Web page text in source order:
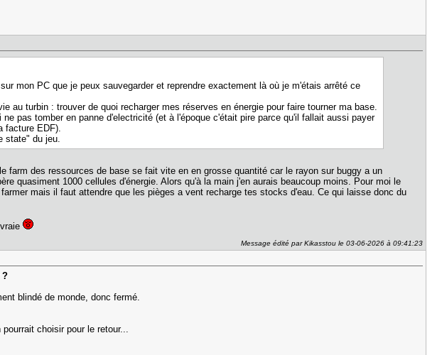
mon PC que je peux sauvegarder et reprendre exactement là où je m'étais arrêté ce
au turbin : trouver de quoi recharger mes réserves en énergie pour faire tourner ma base.
pas tomber en panne d'electricité (et à l'époque c'était pire parce qu'il fallait aussi payer
facture EDF).
state" du jeu.
des ressources de base se fait vite en en grosse quantité car le rayon sur buggy a un
quasiment 1000 cellules d'énergie. Alors qu'à la main j'en aurais beaucoup moins. Pour moi le
mais il faut attendre que les pièges a vent recharge tes stocks d'eau. Ce qui laisse donc du
vraie
Message édité par Kikasstou le 03-06-2026 à 09:41:23
?
blindé de monde, donc fermé.
choisir pour le retour...